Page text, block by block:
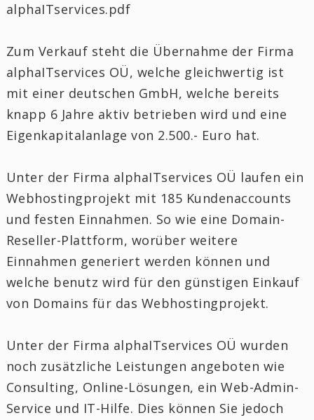
alphaITservices.pdf
Zum Verkauf steht die Übernahme der Firma
alphaITservices OÜ, welche gleichwertig ist
mit einer deutschen GmbH, welche bereits
knapp 6 Jahre aktiv betrieben wird und eine
Eigenkapitalanlage von 2.500.- Euro hat.
Unter der Firma alphaITservices OÜ laufen ein
Webhostingprojekt mit 185 Kundenaccounts
und festen Einnahmen. So wie eine Domain-
Reseller-Plattform, worüber weitere
Einnahmen generiert werden können und
welche benutz wird für den günstigen Einkauf
von Domains für das Webhostingprojekt.
Unter der Firma alphaITservices OÜ wurden
noch zusätzliche Leistungen angeboten wie
Consulting, Online-Lösungen, ein Web-Admin-
Service und IT-Hilfe. Dies können Sie jedoch